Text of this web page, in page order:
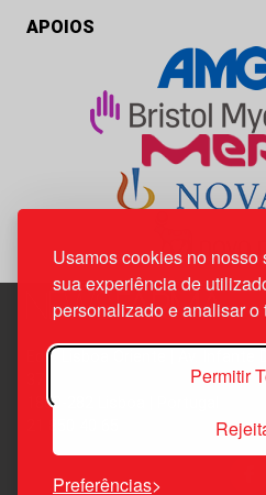
Usamos cookies no nosso
sua experiência de
personalizado e analisar o
Permitir
Preferências
APOIOS
Edif. Lisboa Oriente | Av. Infante
1800-282 Lisboa | Portugal